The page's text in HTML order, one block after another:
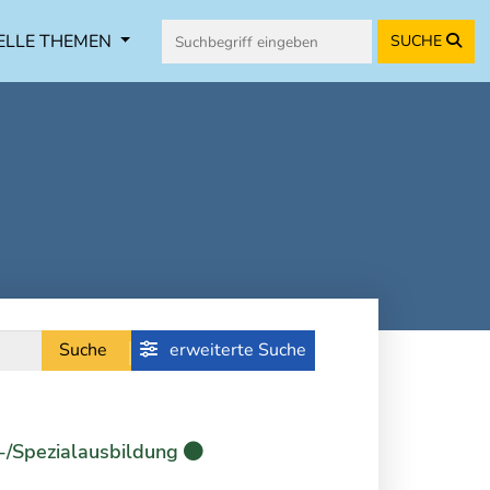
THEMEN SUCHE
Suche erweiterte Suche
Spezialausbildung